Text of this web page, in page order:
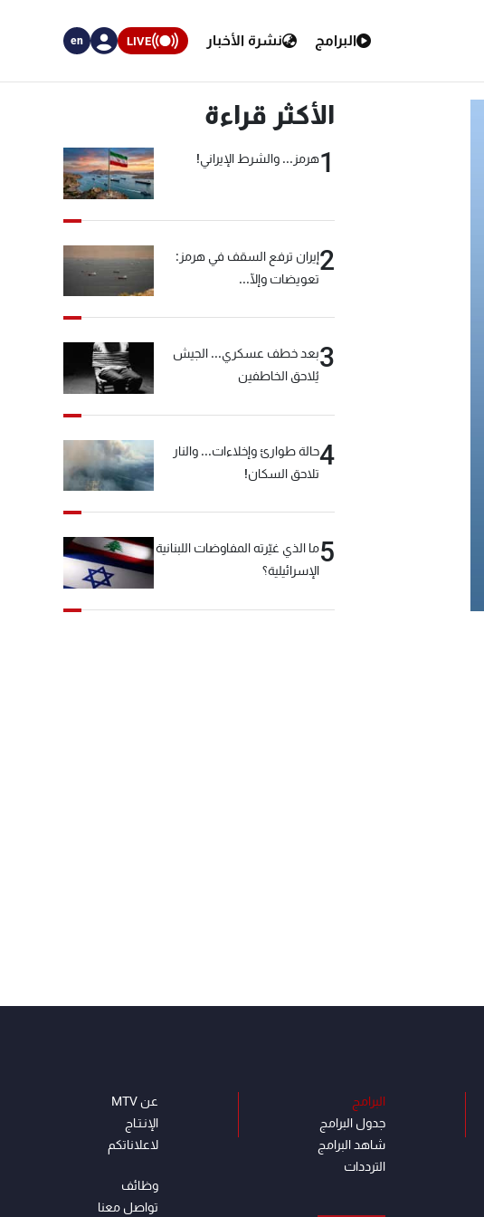
البرامج نشرة الأخبار LIVE
en
الأكثر قراءة
1هرمز... والشرط الإيراني!
2إيران ترفع السقف في هرمز:
تعويضات وإلّا...
3بعد خطف عسكري... الجيش
يُلاحق الخاطفين
4حالة طوارئ وإخلاءات... والنار
تلاحق السكان!
5ما الذي غيّرته المفاوضات اللبنانية
الإسرائيلية؟
البرامج
جدول البرامج
شاهد البرامج
الترددات
عن MTV
الإنـتـاج
لاعلاناتكم
وظائف
تواصل معنا